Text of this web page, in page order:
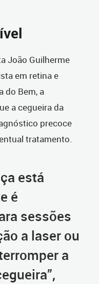
João Guilherme
em retina e
do Bem, a
a cegueira da
precoce
tratamento.
está
é
sessões
a laser ou
a